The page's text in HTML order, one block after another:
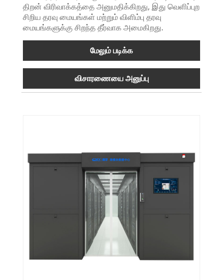
திறன் விரிவாக்கத்தை அனுமதிக்கிறது, இது வெளிப்புற
சிறிய தரவு மையங்கள் மற்றும் விளிம்பு தரவு
மையங்களுக்கு சிறந்த தீர்வாக அமைகிறது.
மேலும் படிக்க
விசாரணையை அனுப்பு